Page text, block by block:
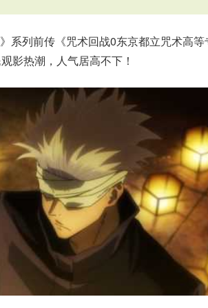
》系列前传《咒术回战0东京都立咒术高等
影热潮，人气居高不下！